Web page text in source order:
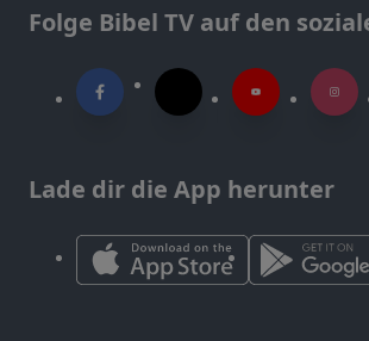
Folge Bibel TV auf den
Lade dir die App herunter